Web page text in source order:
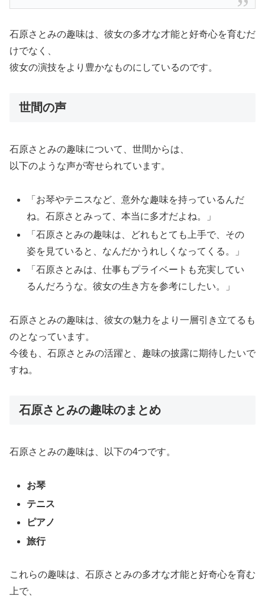
石原さとみの趣味は、彼女の多才な才能と好奇心を育むだ
けでなく、
彼女の演技をより豊かなものにしているのです。
世間の声
石原さとみの趣味について、世間からは、
以下のような声が寄せられています。
「お琴やテニスなど、意外な趣味を持っているんだ
ね。石原さとみって、本当に多才だよね。」
「石原さとみの趣味は、どれもとても上手で、その
姿を見ていると、なんだかうれしくなってくる。」
「石原さとみは、仕事もプライベートも充実してい
るんだろうな。彼女の生き方を参考にしたい。」
石原さとみの趣味は、彼女の魅力をより一層引き立てるも
のとなっています。
今後も、石原さとみの活躍と、趣味の披露に期待したいで
すね。
石原さとみの趣味のまとめ
石原さとみの趣味は、以下の4つです。
お琴
テニス
ピアノ
旅行
これらの趣味は、石原さとみの多才な才能と好奇心を育む
上で、